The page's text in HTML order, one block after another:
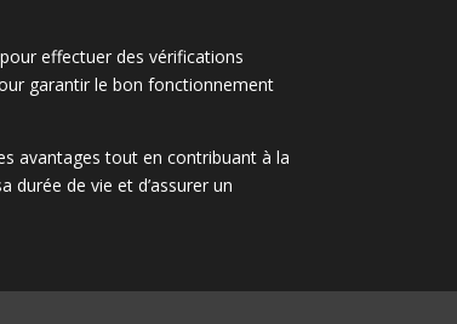
effectuer des vérifications
garantir le bon fonctionnement
avantages tout en contribuant à la
durée de vie et d’assurer un